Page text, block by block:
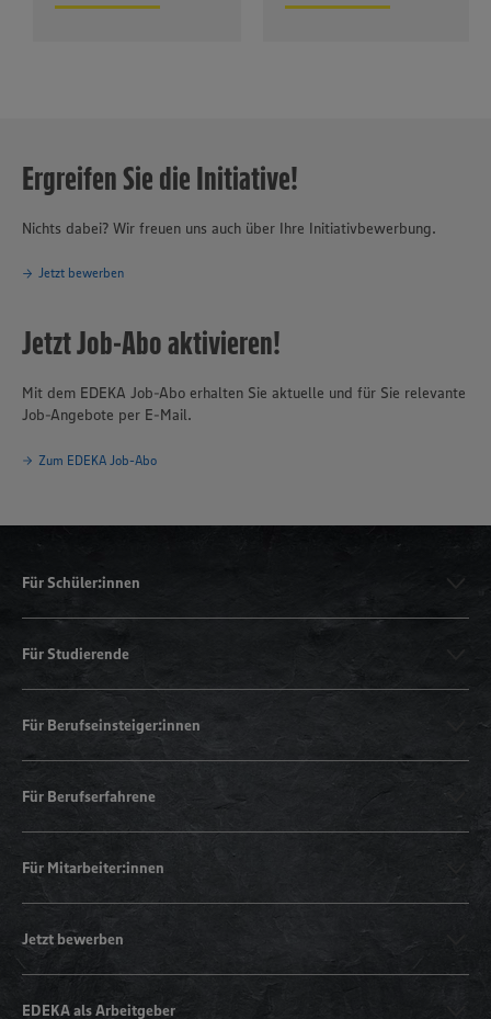
Ergreifen Sie die Initiative!
Nichts dabei? Wir freuen uns auch über Ihre Initiativbewerbung.
Jetzt bewerben
Jetzt Job-Abo aktivieren!
Mit dem EDEKA Job-Abo erhalten Sie aktuelle und für Sie relevante
Job-Angebote per E-Mail.
Zum EDEKA Job-Abo
Für Schüler:innen
Für Studierende
Für Berufseinsteiger:innen
Für Berufserfahrene
Für Mitarbeiter:innen
Jetzt bewerben
EDEKA als Arbeitgeber